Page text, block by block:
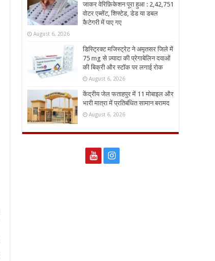
जाकर वेरिफ़िकेशन पूरा हुआ : 2,42,751
वोटर एब्सेंट, शिफ्टेड, डेड या डबल
कैटेगरी में पाए गए
August 6, 2026
डिस्ट्रिक्ट मजिस्ट्रेट ने अमृतसर जिले में
75 mg से ज़्यादा की प्रेगाबेलिन दवाओं
की बिक्री और स्टॉक पर लगाई रोक
August 6, 2026
केंद्रीय जेल फताहपुर में 11 मोबाइल और
भारी मात्रा में प्रतिबंधित सामान बरामद
August 6, 2026